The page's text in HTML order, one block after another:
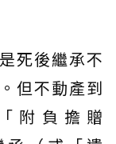
死後繼承不
但不動產到
附負擔贈